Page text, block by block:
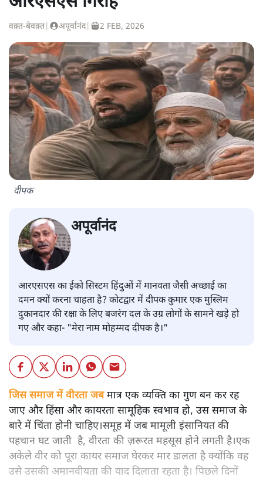
वक़्त-बेवक़्त अपूर्वानंद| 2 FEB, 2026
दीपक
अपूर्वानंद
आरएसएस का ईको सिस्टम हिंदुओं में मानवता जैसी अच्छाई का
दमन क्यों करना चाहता है? कोटद्वार में दीपक कुमार एक मुस्लिम
दुकानदार की रक्षा के लिए बजरंग दल के उग्र लोगों के सामने खड़े हो
गए और कहा- "मेरा नाम मोहम्मद दीपक है।"
जिस समाज में वीरता जबमात्र एक व्यक्ति का गुण बन कर रह
जाए और हिंसा और कायरता सामूहिक स्वभाव हो, उस समाज के
बारे में चिंता होनी चाहिए।समूह में जब मामूली इंसानियत की
पहचान घट जाती है, वीरता की ज़रूरत महसूस होने लगती है।एक
अकेले वीर को पूरा कायर समाज घेरकर मार डालता है क्योंकि वह
उसे उसकी अमानवीयता की याद दिलाता रहता है। पिछले दिनों